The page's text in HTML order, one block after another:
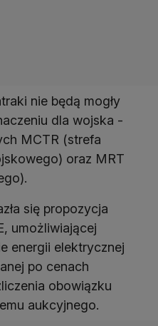
nie będą mogły
dla wojska -
MCTR (strefa
oraz MRT
się propozycja
umożliwiającej
energii elektrycznej
po cenach
obowiązku
aukcyjnego.